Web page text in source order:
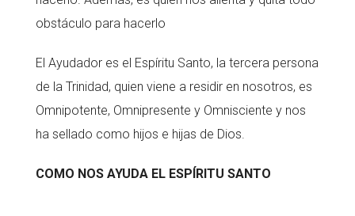
obstáculo para hacerlo
El Ayudador es el Espíritu Santo, la tercera persona
de la Trinidad, quien viene a residir en nosotros, es
Omnipotente, Omnipresente y Omnisciente y nos
ha sellado como hijos e hijas de Dios.
COMO NOS AYUDA EL ESPÍRITU SANTO